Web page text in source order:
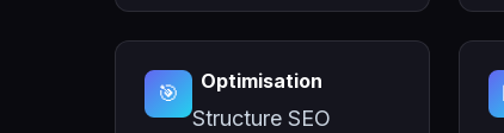
🎯 Optimisation
Structure SEO